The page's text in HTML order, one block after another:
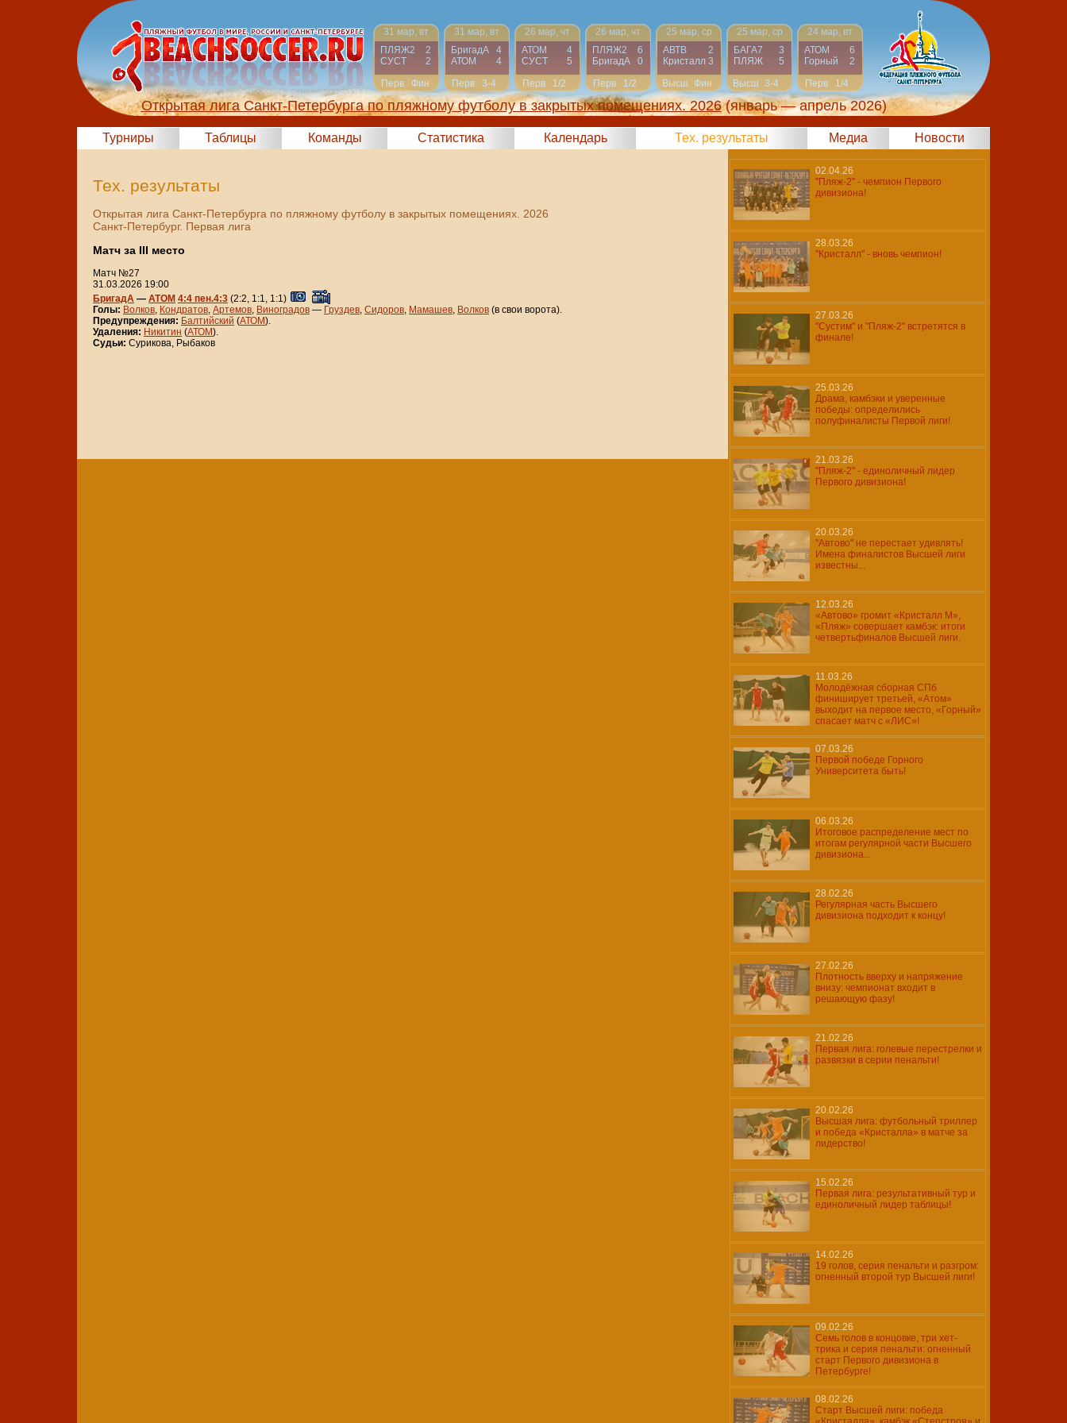
31 мар, вт
ПЛЯЖ2
2
СУСТ
2
Перв
Фин
31 мар, вт
БригадА
4
АТОМ
4
Перв
3-4
26 мар, чт
АТОМ
4
СУСТ
5
Перв
1/2
26 мар, чт
ПЛЯЖ2
6
БригадА
0
Перв
1/2
25 мар, ср
АВТВ
2
Кристалл 3
Высш Фин
25 мар, ср
БАГА7
3
ПЛЯЖ
5
Высш 3-4
24 мар, вт
АТОМ
6
Горный
2
Перв
1/4
Открытая лига Санкт-Петербурга по пляжному футболу в закрытых помещениях. 2026 (январь — апрель 2026)
Турниры Таблицы Команды Статистика Календарь Тех. результаты Медиа Новости
Тех. результаты
Открытая лига Санкт-Петербурга по пляжному футболу в закрытых помещениях. 2026
Санкт-Петербург. Первая лига
Матч за III место
Матч №27
31.03.2026 19:00
БригадА — АТОМ 4:4 пен.4:3 (2:2, 1:1, 1:1)
Голы: Волков, Кондратов, Артемов, Виноградов — Груздев, Сидоров, Мамашев, Волков (в свои ворота).
Предупреждения: Балтийский (АТОМ).
Удаления: Никитин (АТОМ).
Судьи: Сурикова, Рыбаков
02.04.26
"Пляж-2" - чемпион Первого
дивизиона!
28.03.26
"Кристалл" - вновь чемпион!
27.03.26
"Сустим" и "Пляж-2" встретятся в
финале!
25.03.26
Драма, камбэки и уверенные
победы: определились
полуфиналисты Первой лиги!
21.03.26
"Пляж-2" - единоличный лидер
Первого дивизиона!
20.03.26
"Автово" не перестает удивлять!
Имена финалистов Высшей лиги
известны...
12.03.26
«Автово» громит «Кристалл М»,
«Пляж» совершает камбэк: итоги
четвертьфиналов Высшей лиги.
11.03.26
Молодёжная сборная СПб
финиширует третьей, «Атом»
выходит на первое место, «Горный»
спасает матч с «ЛИС»!
07.03.26
Первой победе Горного
Университета быть!
06.03.26
Итоговое распределение мест по
итогам регулярной части Высшего
дивизиона...
28.02.26
Регулярная часть Высшего
дивизиона подходит к концу!
27.02.26
Плотность вверху и напряжение
внизу: чемпионат входит в
решающую фазу!
21.02.26
Первая лига: голевые перестрелки и
развязки в серии пенальти!
20.02.26
Высшая лига: футбольный триллер
и победа «Кристалла» в матче за
лидерство!
15.02.26
Первая лига: результативный тур и
единоличный лидер таблицы!
14.02.26
19 голов, серия пенальти и разгром:
огненный второй тур Высшей лиги!
09.02.26
Семь голов в концовке, три хет-
трика и серия пенальти: огненный
старт Первого дивизиона в
Петербурге!
08.02.26
Старт Высшей лиги: победа